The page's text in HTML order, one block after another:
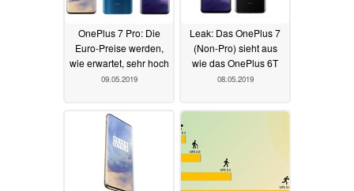
OnePlus 7 Pro: Die
Euro-Preise werden,
wie erwartet, sehr hoch
09.05.2019
Leak: Das OnePlus 7
(Non-Pro) sieht aus
wie das OnePlus 6T
08.05.2019